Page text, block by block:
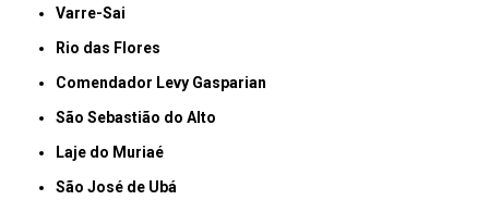
Varre-Sai
Rio das Flores
Comendador Levy Gasparian
São Sebastião do Alto
Laje do Muriaé
São José de Ubá